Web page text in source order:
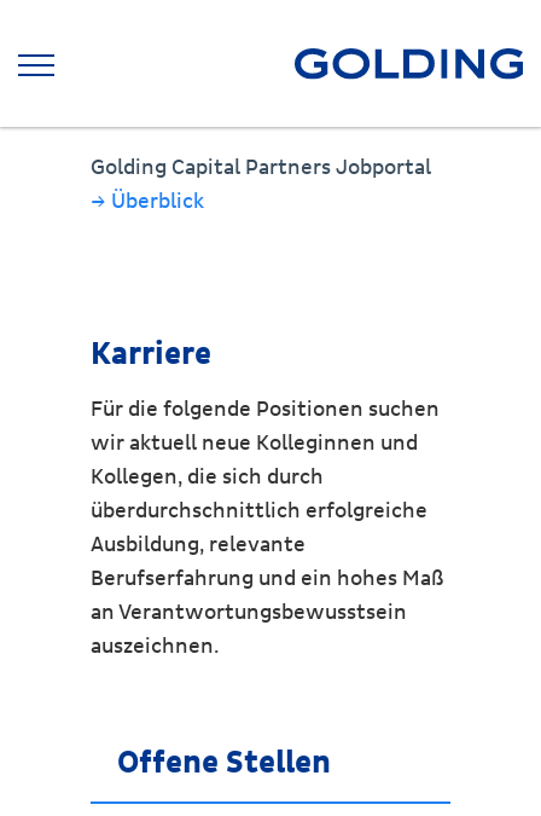
Golding Capital Partners Jobportal
→ Überblick
Karriere
Für die folgende Positionen suchen
wir aktuell neue Kolleginnen und
Kollegen, die sich durch
überdurchschnittlich erfolgreiche
Ausbildung, relevante
Berufserfahrung und ein hohes Maß
an Verantwortungsbewusstsein
auszeichnen.
Offene Stellen